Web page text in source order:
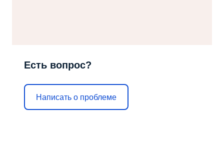
Есть вопрос?
Написать о проблеме